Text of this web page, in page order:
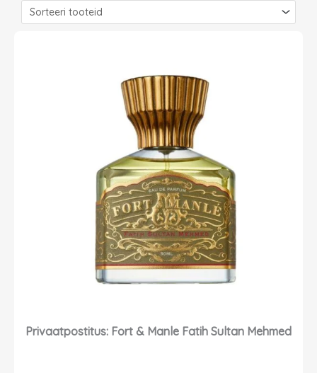
Privaatpostitus: Fort & Manle Fatih Sultan Mehmed